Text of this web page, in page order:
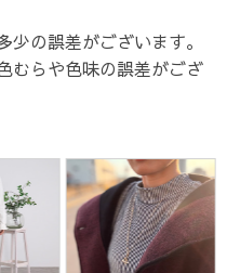
の誤差がございます。
むらや色味の誤差がござ